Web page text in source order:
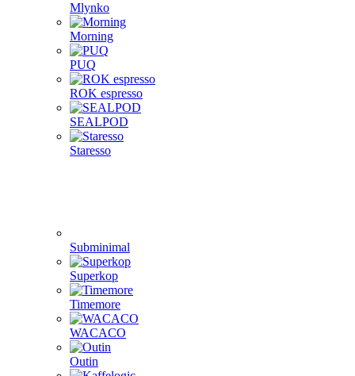
Mlynko
Morning
PUQ
ROK espresso
SEALPOD
Staresso
Subminimal
Superkop
Timemore
WACACO
Outin